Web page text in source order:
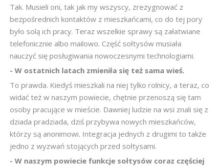
Tak. Musieli oni, tak jak my wszyscy, zrezygnować z
bezpośrednich kontaktów z mieszkańcami, co do tej pory
było solą ich pracy. Teraz wszelkie sprawy są załatwiane
telefonicznie albo mailowo. Część sołtysów musiała
nauczyć się posługiwania nowoczesnymi technologiami.
- W ostatnich latach zmieniła się też sama wieś.
To prawda. Kiedyś mieszkali na niej tylko rolnicy, a teraz, co
widać też w naszym powiecie, chętnie przenoszą się tam
osoby pracujące w mieście. Dawniej ludzie na wsi znali się z
dziada pradziada, dziś przybywa nowych mieszkańców,
którzy są anonimowi. Integracja jednych z drugimi to także
jedno z wyzwań stojących przed sołtysami.
- W naszym powiecie funkcje sołtysów coraz częściej